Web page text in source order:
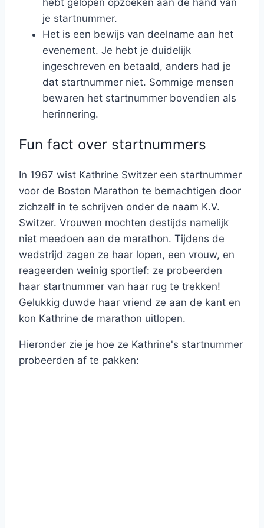
hebt gelopen opzoeken aan de hand van
je startnummer.
Het is een bewijs van deelname aan het
evenement. Je hebt je duidelijk
ingeschreven en betaald, anders had je
dat startnummer niet. Sommige mensen
bewaren het startnummer bovendien als
herinnering.
Fun fact over startnummers
In 1967 wist Kathrine Switzer een startnummer
voor de Boston Marathon te bemachtigen door
zichzelf in te schrijven onder de naam K.V.
Switzer. Vrouwen mochten destijds namelijk
niet meedoen aan de marathon. Tijdens de
wedstrijd zagen ze haar lopen, een vrouw, en
reageerden weinig sportief: ze probeerden
haar startnummer van haar rug te trekken!
Gelukkig duwde haar vriend ze aan de kant en
kon Kathrine de marathon uitlopen.
Hieronder zie je hoe ze Kathrine's startnummer
probeerden af te pakken: